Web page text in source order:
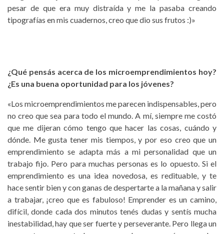
pesar de que era muy distraída y me la pasaba creando
tipografías en mis cuadernos, creo que dio sus frutos :)»
¿Qué pensás acerca de los microemprendimientos hoy?
¿Es una buena oportunidad para los jóvenes?
«Los microemprendimientos me parecen indispensables, pero
no creo que sea para todo el mundo. A mí, siempre me costó
que me dijeran cómo tengo que hacer las cosas, cuándo y
dónde. Me gusta tener mis tiempos, y por eso creo que un
emprendimiento se adapta más a mi personalidad que un
trabajo fijo. Pero para muchas personas es lo opuesto. Si el
emprendimiento es una idea novedosa, es redituable, y te
hace sentir bien y con ganas de despertarte a la mañana y salir
a trabajar, ¡creo que es fabuloso! Emprender es un camino,
difícil, donde cada dos minutos tenés dudas y sentís mucha
inestabilidad, hay que ser fuerte y perseverante. Pero llega un